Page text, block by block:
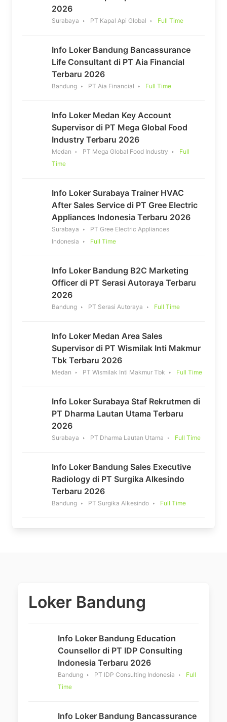
2026
Surabaya PT Kapal Api Global Full Time
Info Loker Bandung Bancassurance
Life Consultant di PT Aia Financial
Terbaru 2026
Bandung PT Aia Financial Full Time
Info Loker Medan Key Account
Supervisor di PT Mega Global Food
Industry Terbaru 2026
Medan PT Mega Global Food Industry
Full
Time
Info Loker Surabaya Trainer HVAC
After Sales Service di PT Gree Electric
Appliances Indonesia Terbaru 2026
Surabaya
PT Gree Electric Appliances
Indonesia
Full Time
Info Loker Bandung B2C Marketing
Officer di PT Serasi Autoraya Terbaru
2026
Bandung PT Serasi Autoraya Full Time
Info Loker Medan Area Sales
Supervisor di PT Wismilak Inti Makmur
Tbk Terbaru 2026
Medan PT Wismilak Inti Makmur Tbk Full Time
Info Loker Surabaya Staf Rekrutmen di
PT Dharma Lautan Utama Terbaru
2026
Surabaya PT Dharma Lautan Utama Full Time
Info Loker Bandung Sales Executive
Radiology di PT Surgika Alkesindo
Terbaru 2026
Bandung PT Surgika Alkesindo Full Time
Loker Bandung
Info Loker Bandung Education
Counsellor di PT IDP Consulting
Indonesia Terbaru 2026
Bandung PT IDP Consulting Indonesia
Full
Time
Info Loker Bandung Bancassurance